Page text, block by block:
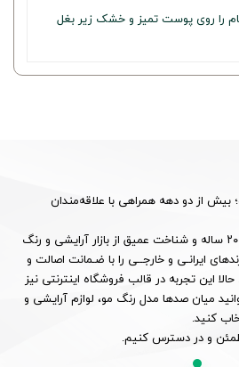
را روی پوست تمیز و خشک زیر بغل
بیش از دو دهه همراهی با علاقه‌مندان
ما در ایرج گالری با تکیه بر تجربه ۲۰ ساله و شناخت عمیق از بازار آرایشی و رنگ
ایرانـی و خارجــی را با ضـمانت اصالت و
این تجربه در قالب فروشگاه اینترنتی نیز
میان صدها مدل رنگ مو، لوازم آرایشی و
کنید.
مطمئن و در دسترس کنیم.